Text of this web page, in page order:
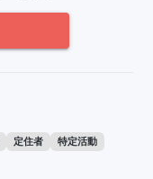
定住者
特定活動